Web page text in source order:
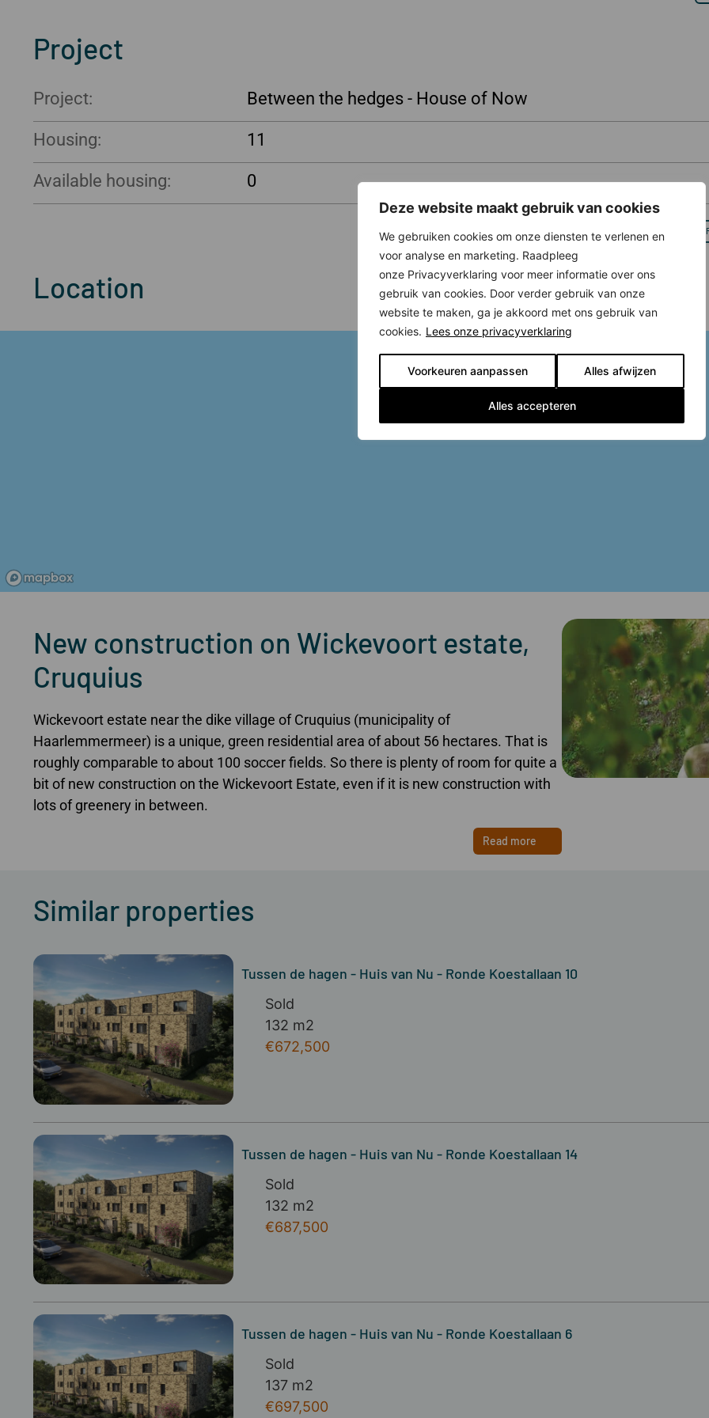
Deze website maakt gebruik van cookies
We gebruiken cookies om onze diensten te verlenen en
voor analyse en marketing. Raadpleeg
onze Privacyverklaring voor meer informatie over ons
gebruik van cookies. Door verder gebruik van onze
website te maken, ga je akkoord met ons gebruik van
cookies. Lees onze privacyverklaring
Voorkeuren aanpassen Alles afwijzen
Alles accepteren
Project
Project: Between the hedges - House of Now
Housing: 11
Available housing: 0
Location
New construction on Wickevoort estate,
Cruquius
Wickevoort estate near the dike village of Cruquius (municipality of
Haarlemmermeer) is a unique, green residential area of about 56 hectares. That is
roughly comparable to about 100 soccer fields. So there is plenty of room for quite a
bit of new construction on the Wickevoort Estate, even if it is new construction with
lots of greenery in between.
Read more
Similar properties
Tussen de hagen - Huis van Nu - Ronde Koestallaan 10
Sold
132 m2
€672,500
Tussen de hagen - Huis van Nu - Ronde Koestallaan 14
Sold
132 m2
€687,500
Tussen de hagen - Huis van Nu - Ronde Koestallaan 6
Sold
137 m2
€697,500